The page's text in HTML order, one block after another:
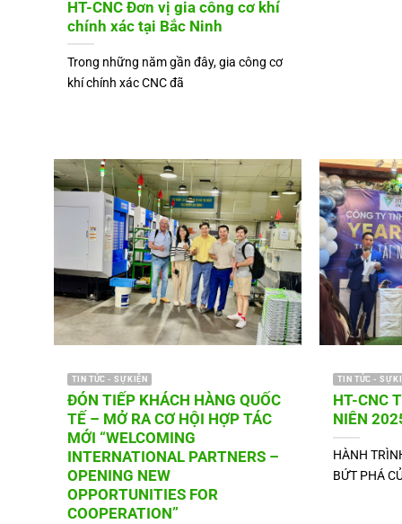
HT-CNC Đơn vị gia công cơ khí
chính xác tại Bắc Ninh
Trong những năm gần đây, gia công cơ
khí chính xác CNC đã
TIN TỨC - SỰ KIỆN
ĐÓN TIẾP KHÁCH HÀNG QUỐC
TẾ – MỞ RA CƠ HỘI HỢP TÁC
MỚI “WELCOMING
INTERNATIONAL PARTNERS –
OPENING NEW
OPPORTUNITIES FOR
COOPERATION”
TIN TỨC - SỰ
HT-CNC
NIÊN
HÀNH
BỨT PHÁ